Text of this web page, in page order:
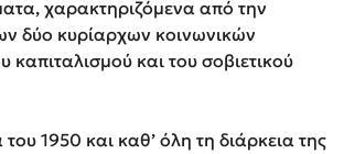
χαρακτηριζόμενα από την
δύο κυρίαρχων κοινωνικών
καπιταλισμού και του σοβιετικού
1950 και καθ’ όλη τη διάρκεια της